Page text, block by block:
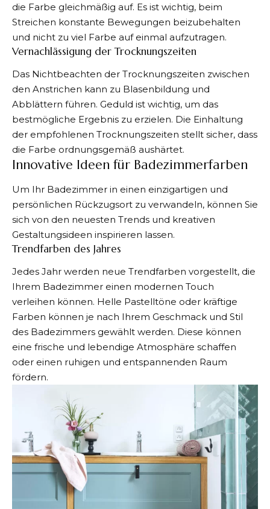
die Farbe gleichmäßig auf. Es ist wichtig, beim
Streichen konstante Bewegungen beizubehalten
und nicht zu viel Farbe auf einmal aufzutragen.
Vernachlässigung der Trocknungszeiten
Das Nichtbeachten der Trocknungszeiten zwischen
den Anstrichen kann zu Blasenbildung und
Abblättern führen. Geduld ist wichtig, um das
bestmögliche Ergebnis zu erzielen. Die Einhaltung
der empfohlenen Trocknungszeiten stellt sicher, dass
die Farbe ordnungsgemäß aushärtet.
Innovative Ideen für Badezimmerfarben
Um Ihr Badezimmer in einen einzigartigen und
persönlichen Rückzugsort zu verwandeln, können Sie
sich von den neuesten Trends und kreativen
Gestaltungsideen inspirieren lassen.
Trendfarben des Jahres
Jedes Jahr werden neue Trendfarben vorgestellt, die
Ihrem Badezimmer einen modernen Touch
verleihen können. Helle Pastelltöne oder kräftige
Farben können je nach Ihrem Geschmack und Stil
des Badezimmers gewählt werden. Diese können
eine frische und lebendige Atmosphäre schaffen
oder einen ruhigen und entspannenden Raum
fördern.